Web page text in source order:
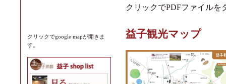
クリックでgoogle mapが開きま
す。
クリックでPDFファイル
益子観光マップ